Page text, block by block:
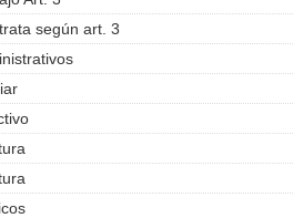
según art. 3